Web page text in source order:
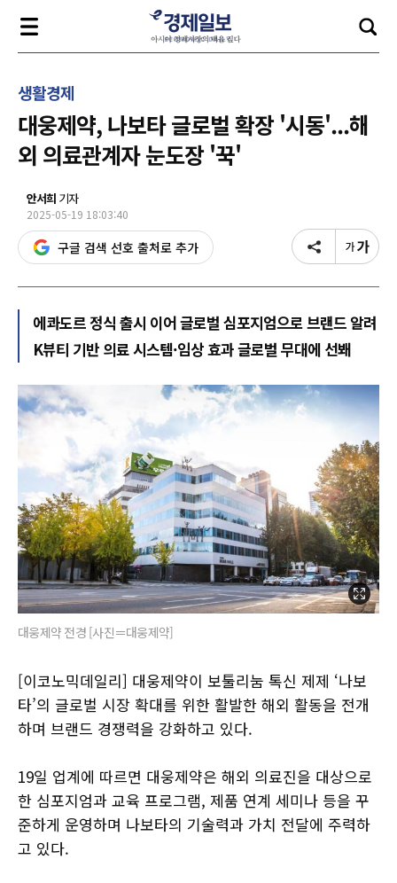
생활경제
대웅제약, 나보타 글로벌 확장 '시동'...해
외 의료관계자 눈도장 '꾹'
안서희 기자
2025-05-19 18:03:40
구글 검색 선호 출처로 추가
에콰도르 정식 출시 이어 글로벌 심포지엄으로 브랜드 알려
K뷰티 기반 의료 시스템·임상 효과 글로벌 무대에 선봬
대웅제약 전경 [사진＝대웅제약]
[이코노믹데일리] 대웅제약이 보툴리눔 톡신 제제 ‘나보
타’의 글로벌 시장 확대를 위한 활발한 해외 활동을 전개
하며 브랜드 경쟁력을 강화하고 있다.
19일 업계에 따르면 대웅제약은 해외 의료진을 대상으로
한 심포지엄과 교육 프로그램, 제품 연계 세미나 등을 꾸
준하게 운영하며 나보타의 기술력과 가치 전달에 주력하
고 있다.